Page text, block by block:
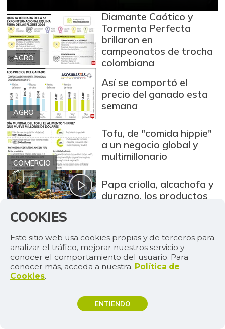
AGRO
Diamante Caótico y
Tormenta Perfecta
brillaron en
campeonatos de trocha
colombiana
AGRO
Así se comportó el
precio del ganado esta
semana
COMERCIO
Tofu, de "comida hippie"
a un negocio global y
multimillonario
AGRO
Papa criolla, alcachofa y
durazno, los productos
AGENDA MÁS
4
La 67ª ExpoInternacional Equina Feria de
las Flores espera recibir a más de 25.000
COOKIES
Este sitio web usa cookies propias y de terceros para
analizar el tráfico, mejorar nuestros servicio y
conocer el comportamiento del usuario. Para
conocer más, acceda a nuestra. Política de
Cookies.
ENTIENDO